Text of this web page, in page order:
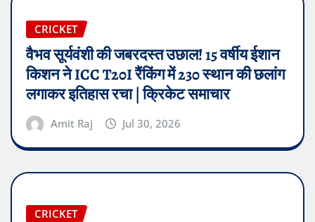
CRICKET
वैभव सूर्यवंशी की जबरदस्त उछाल! 15 वर्षीय ईशान
किशन ने ICC T20I रैंकिंग में 230 स्थान की छलांग
लगाकर इतिहास रचा | क्रिकेट समाचार
Amit Raj Jul 30, 2026
CRICKET